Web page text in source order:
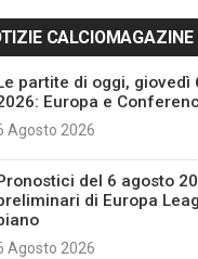
CALCIOMAGAZINE
partite di oggi, giovedì
Europa e
Agosto 2026
del 6 agosto
di Europa
Agosto 2026